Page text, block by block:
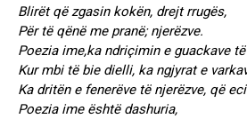
Blirët që zgasin kokën, drejt rrugës,
Për të qënë me pranë; njerëzve.
Poezia ime,ka ndriçimin e guackave
Kur mbi të bie dielli, ka ngjyrat e
Ka dritën e fenerëve të njerëzve, që
Poezia ime është dashuria,